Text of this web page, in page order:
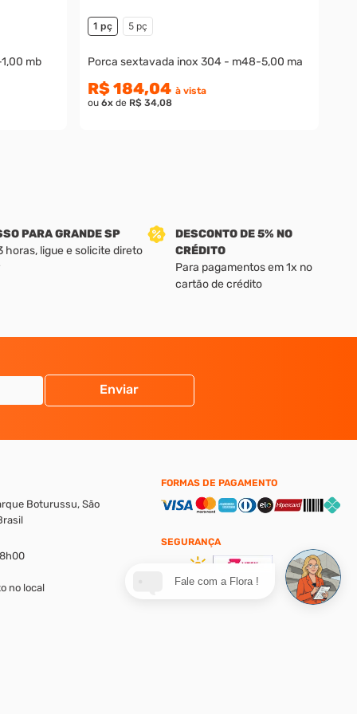
mb
1 pç 5 pç
Porca sextavada inox 304 - m48-5,00 ma
R$ 184,04 à vista
ou 6xde R$ 34,08
PARA GRANDE SP
horas, ligue e solicite direto
DESCONTO DE 5% NO
CRÉDITO
Para pagamentos em 1x no
cartão de crédito
Enviar
Boturussu, São
no local
FORMAS DE PAGAMENTO
SEGURANÇA
Fale com a Flora !